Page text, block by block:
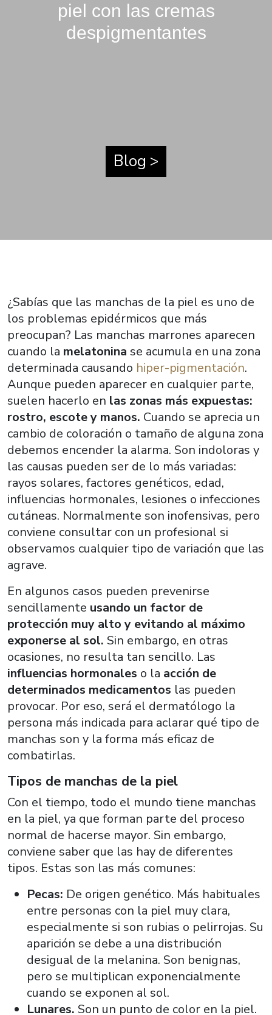
piel con las cremas
despigmentantes
Blog >
¿Sabías que las manchas de la piel es uno de
los problemas epidérmicos que más
preocupan? Las manchas marrones aparecen
cuando la melatonina se acumula en una zona
determinada causando hiper-pigmentación.
Aunque pueden aparecer en cualquier parte,
suelen hacerlo en las zonas más expuestas:
rostro, escote y manos. Cuando se aprecia un
cambio de coloración o tamaño de alguna zona
debemos encender la alarma. Son indoloras y
las causas pueden ser de lo más variadas:
rayos solares, factores genéticos, edad,
influencias hormonales, lesiones o infecciones
cutáneas. Normalmente son inofensivas, pero
conviene consultar con un profesional si
observamos cualquier tipo de variación que las
agrave.
En algunos casos pueden prevenirse
sencillamente usando un factor de
protección muy alto y evitando al máximo
exponerse al sol. Sin embargo, en otras
ocasiones, no resulta tan sencillo. Las
influencias hormonales o la acción de
determinados medicamentos las pueden
provocar. Por eso, será el dermatólogo la
persona más indicada para aclarar qué tipo de
manchas son y la forma más eficaz de
combatirlas.
Tipos de manchas de la piel
Con el tiempo, todo el mundo tiene manchas
en la piel, ya que forman parte del proceso
normal de hacerse mayor. Sin embargo,
conviene saber que las hay de diferentes
tipos. Estas son las más comunes:
Pecas: De origen genético. Más habituales
entre personas con la piel muy clara,
especialmente si son rubias o pelirrojas. Su
aparición se debe a una distribución
desigual de la melanina. Son benignas,
pero se multiplican exponencialmente
cuando se exponen al sol.
Lunares. Son un punto de color en la piel.